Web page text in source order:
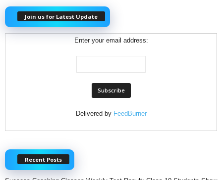
Join us for Latest Update
Enter your email address:
Delivered by FeedBurner
Recent Posts